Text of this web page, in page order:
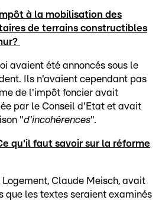
Impôt à la mobilisation des
de terrains constructibles
avaient été annoncés sous le
Ils n'avaient cependant pas
de l'impôt foncier avait
par le Conseil d'Etat et avait
"d'incohérences".
qu'il faut savoir sur la réforme
Logement, Claude Meisch, avait
que les textes seraient examinés